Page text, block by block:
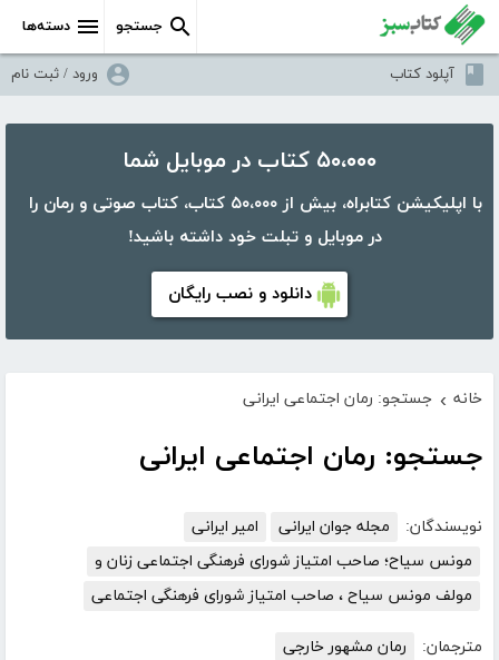
دسته‌ها جستجو
آپلود کتاب ورود / ثبت نام
۵۰،۰۰۰ کتاب در موبایل شما
با اپلیکیشن کتابراه، بیش از ۵۰،۰۰۰ کتاب، کتاب صوتی و رمان را
در موبایل و تبلت خود داشته باشید!
دانلود و نصب رایگان
خانه › جستجو: رمان اجتماعی ایرانی
جستجو: رمان اجتماعی ایرانی
نویسندگان: مجله جوان ایرانی
امیر ایرانی
مونس سیاح؛ صاحب امتیاز شورای فرهنگی اجتماعی زنان و
مولف مونس سیاح ، صاحب امتیاز شورای فرهنگی اجتماعی
مترجمان: رمان مشهور خارجی